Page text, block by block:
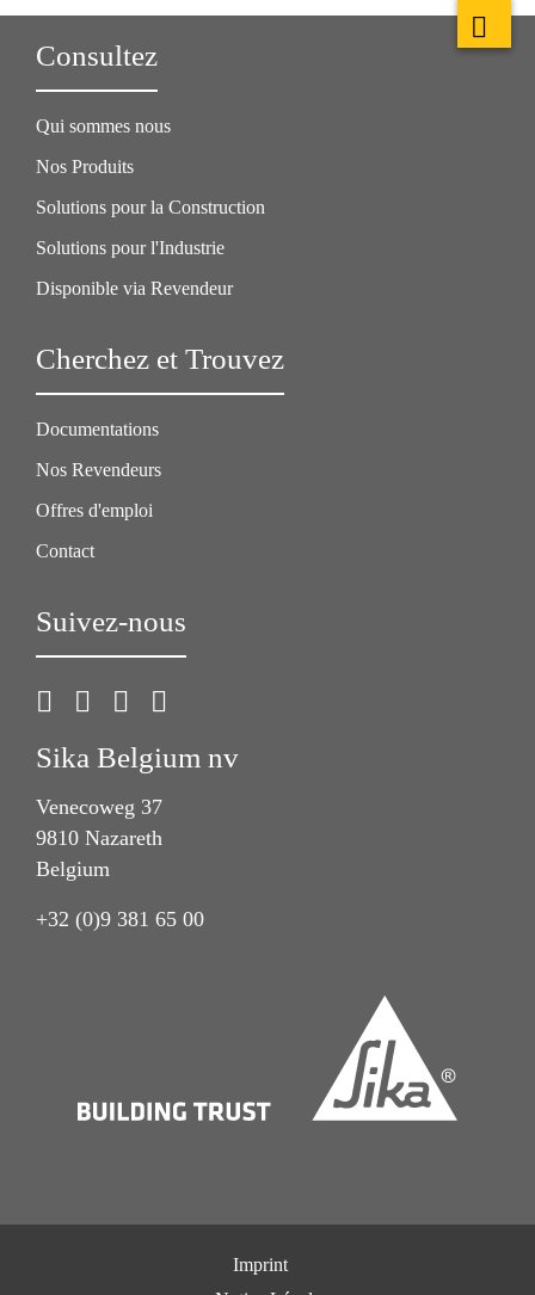
Consultez
Qui sommes nous
Nos Produits
Solutions pour la Construction
Solutions pour l'Industrie
Disponible via Revendeur
Cherchez et Trouvez
Documentations
Nos Revendeurs
Offres d'emploi
Contact
Suivez-nous
Sika Belgium nv
Venecoweg 37
9810 Nazareth
Belgium
+32 (0)9 381 65 00
Imprint